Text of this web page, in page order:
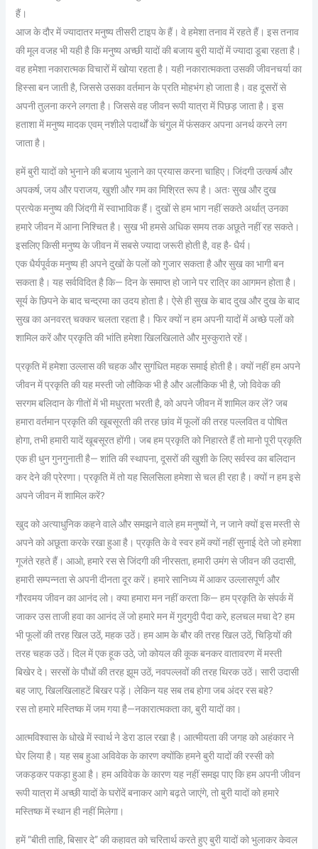
हैं।
आज के दौर में ज्यादातर मनुष्य तीसरी टाइप के हैं। वे हमेशा तनाव में रहते हैं। इस तनाव
की मूल वजह भी यही है कि मनुष्य अच्छी यादों की बजाय बुरी यादों में ज्यादा डूबा रहता है।
वह हमेशा नकारात्मक विचारों में खोया रहता है। यही नकारात्मकता उसकी जीवनचर्या का
हिस्सा बन जाती है, जिससे उसका वर्तमान के प्रति मोहभंग हो जाता है। वह दूसरों से
अपनी तुलना करने लगता है। जिससे वह जीवन रूपी यात्रा में पिछड़ जाता है। इस
हताशा में मनुष्य मादक एवम् नशीले पदार्थों के चंगुल में फंसकर अपना अनर्थ करने लग
जाता है।
हमें बुरी यादों को भुनाने की बजाय भुलाने का प्रयास करना चाहिए। जिंदगी उत्कर्ष और
अपकर्ष, जय और पराजय, खुशी और गम का मिश्रित रूप है। अतः सुख और दुख
प्रत्येक मनुष्य की जिंदगी में स्वाभाविक हैं। दुखों से हम भाग नहीं सकते अर्थात् उनका
हमारे जीवन में आना निश्चित है। सुख भी हमसे अधिक समय तक अछूते नहीं रह सकते।
इसलिए किसी मनुष्य के जीवन में सबसे ज्यादा जरूरी होती है, वह है- धैर्य।
एक धैर्यपूर्वक मनुष्य ही अपने दुखों के पलों को गुजार सकता है और सुख का भागी बन
सकता है। यह सर्वविदित है कि— दिन के समाप्त हो जाने पर रात्रि का आगमन होता है।
सूर्य के छिपने के बाद चन्द्रमा का उदय होता है। ऐसे ही सुख के बाद दुख और दुख के बाद
सुख का अनवरत् चक्कर चलता रहता है। फिर क्यों न हम अपनी यादों में अच्छे पलों को
शामिल करें और प्रकृति की भांति हमेशा खिलखिलाते और मुस्कुराते रहें।
प्रकृति में हमेशा उल्लास की चहक और सुगंधित महक समाई होती है। क्यों नहीं हम अपने
जीवन में प्रकृति की यह मस्ती जो लौकिक भी है और अलौकिक भी है, जो विवेक की
सरगम बलिदान के गीतों में भी मधुरता भरती है, को अपने जीवन में शामिल कर लें? जब
हमारा वर्तमान प्रकृति की खूबसूरती की तरह छांव में फूलों की तरह पल्लवित व पोषित
होगा, तभी हमारी यादें खूबसूरत होंगी। जब हम प्रकृति को निहारते हैं तो मानो पूरी प्रकृति
एक ही धुन गुनगुनाती है— शांति की स्थापना, दूसरों की खुशी के लिए सर्वस्व का बलिदान
कर देने की प्रेरणा। प्रकृति में तो यह सिलसिला हमेशा से चल ही रहा है। क्यों न हम इसे
अपने जीवन में शामिल करें?
खुद को अत्याधुनिक कहने वाले और समझने वाले हम मनुष्यों ने, न जाने क्यों इस मस्ती से
अपने को अछूता करके रखा हुआ है। प्रकृति के वे स्वर हमें क्यों नहीं सुनाई देते जो हमेशा
गूजंते रहते हैं। आओ, हमारे रस से जिंदगी की नीरसता, हमारी उमंग से जीवन की उदासी,
हमारी सम्पन्नता से अपनी दीनता दूर करें। हमारे सानिध्य में आकर उल्लासपूर्ण और
गौरवमय जीवन का आनंद लो। क्या हमारा मन नहीं करता कि— हम प्रकृति के संपर्क में
जाकर उस ताजी हवा का आनंद लें जो हमारे मन में गुदगुदी पैदा करे, हलचल मचा दे? हम
भी फूलों की तरह खिल उठें, महक उठें। हम आम के बौर की तरह खिल उठें, चिड़ियों की
तरह चहक उठें। दिल में एक हूक उठे, जो कोयल की कूक बनकर वातावरण में मस्ती
बिखेर दे। सरसों के पौधों की तरह झूम उठें, नवपल्लवों की तरह थिरक उठें। सारी उदासी
बह जाए, खिलखिलाहटें बिखर पड़ें। लेकिन यह सब तब होगा जब अंदर रस बहे?
रस तो हमारे मस्तिष्क में जम गया है—नकारात्मकता का, बुरी यादों का।
आत्मविश्वास के धोखे में स्वार्थ ने डेरा डाल रखा है। आत्मीयता की जगह को अहंकार ने
घेर लिया है। यह सब हुआ अविवेक के कारण क्योंकि हमने बुरी यादों की रस्सी को
जकड़कर पकड़ा हुआ है। हम अविवेक के कारण यह नहीं समझ पाए कि हम अपनी जीवन
रूपी यात्रा में अच्छी यादों के घरोंदें बनाकर आगे बढ़ते जाएंगे, तो बुरी यादों को हमारे
मस्तिष्क में स्थान ही नहीं मिलेगा।
हमें “बीती ताहि, बिसार दे” की कहावत को चरितार्थ करते हुए बुरी यादों को भुलाकर केवल